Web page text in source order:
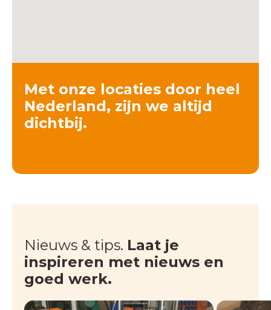
Met onze locaties door heel
Nederland, zijn we altijd
dichtbij.
Nieuws & tips. Laat je
inspireren met nieuws en
goed werk.